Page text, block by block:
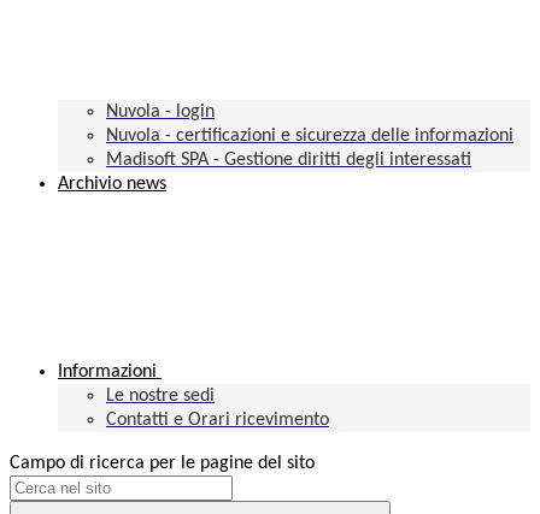
Nuvola - login
Nuvola - certificazioni e sicurezza delle informazioni
Madisoft SPA - Gestione diritti degli interessati
Archivio news
Informazioni
Le nostre sedi
Contatti e Orari ricevimento
Campo di ricerca per le pagine del sito